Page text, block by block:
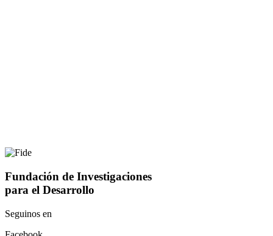
Fundación de Investigaciones
para el Desarrollo
Seguinos en